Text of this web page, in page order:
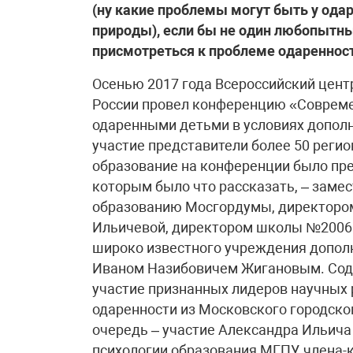
(ну какие проблемы могут быть у
природы), если бы не один
присмотреться к проблеме
Осенью 2017 года Всероссийский центр художественного творчества Минобрнауки России провел конференцию «Современные образовательные практики работы с одаренными детьми в условиях дополнительного образования», в которой приняли участие представители более 50 регионов России, включая Москву. Московское образование на конференции было представлено не только статусными спикерами, которым было что рассказать, – заместителем председателя Комиссии по образованию Мосгордумы, директором школы №1409 Ириной Викторовной Ильичевой, директором школы №2006 Верой Алексеевной Илюхиной, директором широко известного учреждения дополнительного образования «Домисолька» Иваном Назибовичем Жигановым. Содержательным центром конференции стало участие признанных лидеров научных разработок и исследований по проблеме одаренности из Московского городского педагогического университета. В первую очередь – участие Александра Ильича Савенкова, директора Института педагогики и психологии образования МГПУ, члена-корреспондента Российской академии образования, профессора и дважды доктора наук (психологических и педагогических). Оказалось, что «на Савенкова» педагоги-практики готовы лететь и ехать со всей страны – чрезвычайно высока его научная репутация в вопросах диагностики выявления одаренности и психолого-педагогических методик работы с одаренными детьми в образовании. В связи с этим система образования Москвы как региональная система образования представила, пожалуй, самый яркий образец современного городского университета как подлинного драйвера преобразований, наличия разных научных школ и по-настоящему открытой научной полемики. Дерзким и ярким докладом на пленарном заседании Александр Анатольевич Попов, заведующий лабораторией компетентностных практик образования Института системных проектов МГПУ, д.ф.н., поставил вопрос философски широко и остро – кому, где и зачем нужны одаренные, вступив в острую полемику по вопросам научных понятий, педагогических методик и психологических диагностик. Метод опровержения – тоже метод дискуссии, благодаря которой участники конференции разобрались в понятиях и дифференцировали определения одаренности и одаренных, талантливых и высокомотивированных детей и форм работы с ними, которые четко дал Александр Ильич Савенков. Ученые МГПУ убедительно продемонстрировали на конференции, что университетская наука жива и очень востребована практикой.Конференция, проведенная небольшим коллективом Всероссийского центра художественного творчества под руководством Оксаны Валерьевны Гончаровой, оказалась сопоставимо конкурентна конференциям в «Сириусе» и ВШЭ. По двум причинам – конференция дала практико-ориентированные ответы на поставленные вопросы педагогами и руководителями сферы образования и вышла на уровень аналитического обобщения практических проблем работы с одаренными детьми в рамках дискуссионных и практико-ориентированных площадок конференции.Как известно, все конференции сегодня предусматривают в своих форматах максимально открытый полемический дискурс. Однако не все этого достигают. И порой панельные дискуссии являются хорошо завуалированным продолжением пленарных докладов с поощрительными репликами участников дискуссии или переходящих из раза в раз презентаций отчетов о хорошо прожитой профессиональной жизни в той или иной проблеме. На конференции, проведенной ВЦХТ, дискуссия удалась – здесь была настоящая драматургия панельной дискуссии, профессионально выстроенная и осуществленная в режиме реального времени! И дело оказалось в простой на первый взгляд находке профессиональных специалистов ВЦХТ – организаторов конференции. В панельной дискуссии на паритетных основаниях приняли участие представители всех необходимых статусов участников образовательных отношений и посмотрели на проблему одаренности с позиций науки, образования, управления образованием, образовательного права и родителей одаренных детей. Но замысел возник после того, как в оргкомитет конференции позвонила Татьяна Качалина – мама одаренного ребенка, московского школьника, и заявила о своем настойчивом желании принять участие в конференции. Аргумент простой – никто не слышит голос родителей одаренных детей. Потому что одаренный ребенок с опережающим развитием – это большая проблема. Проблема? Почему? Все двери открыты, все конкурсы, все фестивали, все олимпиады – это трамплин для успешности одаренных. Куда сложнее иметь дело со школьной неуспешностью, с отставанием детей в развитии. И оказалось, что вопросов гораздо больше, чем ответов на